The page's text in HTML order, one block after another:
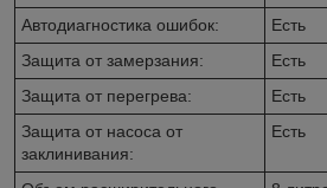
Автодиагностика ошибок:
Есть
Защита от замерзания:
Есть
Защита от перегрева:
Есть
Защита от насоса от
заклинивания:
Есть